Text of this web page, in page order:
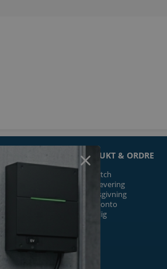
PRODUKT & ORDRE
Prismatch
Fragt/levering
Tilbudsgivning
Firmakonto
Offentlig